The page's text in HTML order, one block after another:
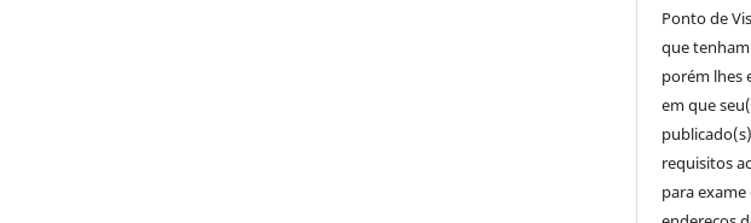
Ponto de
que
porém lhes
em que
requisitos
para exame